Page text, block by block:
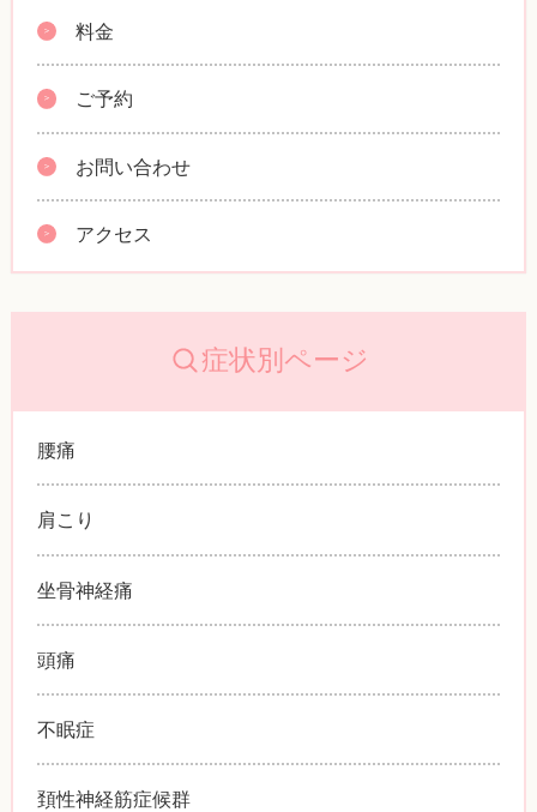
料金
ご予約
お問い合わせ
アクセス
症状別ページ
腰痛
肩こり
坐骨神経痛
頭痛
不眠症
頚性神経筋症候群